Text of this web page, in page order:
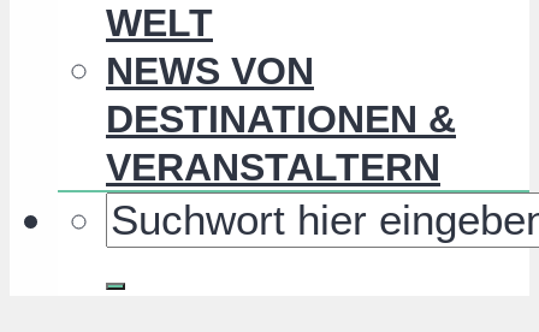
WELT
NEWS VON
DESTINATIONEN &
VERANSTALTERN